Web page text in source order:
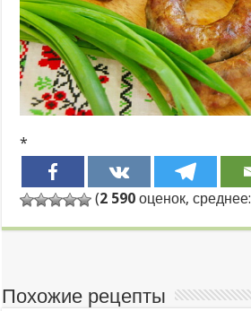
*
(2 590 оценок, среднее:
Похожие рецепты